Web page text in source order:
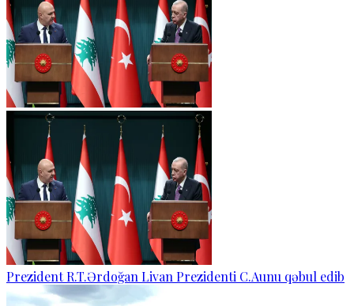
Prezident R.T.Ərdoğan Livan Prezidenti C.Aunu qəbul edib